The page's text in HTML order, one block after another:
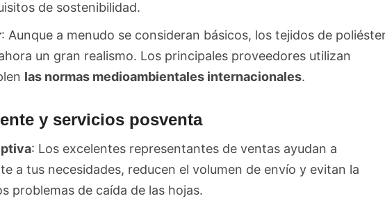
de sostenibilidad.
: Aunque a menudo se consideran básicos, los tejidos de
un gran realismo. Los principales proveedores utilizan
las normas medioambientales internacionales.
y servicios posventa
: Los excelentes representantes de ventas ayudan a
a tus necesidades, reducen el volumen de envío y evitan la
problemas de caída de las hojas.